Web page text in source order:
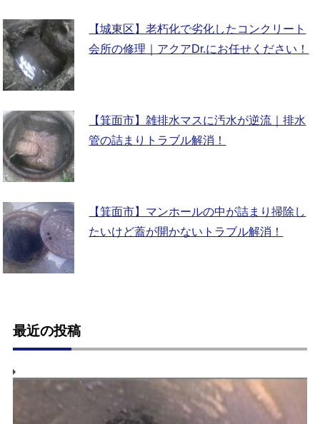
【城東区】老朽化で劣化したコンクリート
会所の修理｜アクアDr.にお任せください！
【箕面市】雑排水マスに汚水が逆流｜排水
管の詰まりトラブル解消！
【箕面市】マンホールの中が詰まり掃除し
たいけど蓋が開かないトラブル解消！
最近の投稿